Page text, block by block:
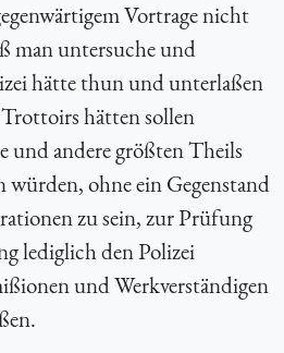
Vortrage nicht
man untersuche und
hätte thun und unterlaßen
hätten sollen
und andere größten Theils
würden, ohne ein Gegenstand
zu sein, zur Prüfung
lediglich den Polizei
und Werkverständigen